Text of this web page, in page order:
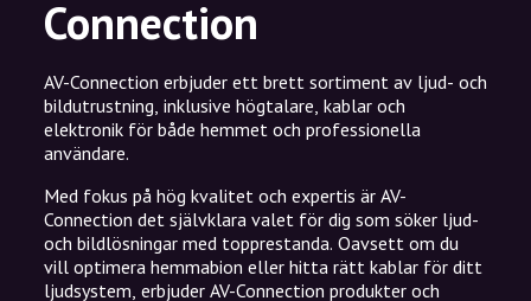
Connection
AV-Connection erbjuder ett brett sortiment av ljud- och
bildutrustning, inklusive högtalare, kablar och
elektronik för både hemmet och professionella
användare.
Med fokus på hög kvalitet och expertis är AV-
Connection det självklara valet för dig som söker ljud-
och bildlösningar med topprestanda. Oavsett om du
vill optimera hemmabion eller hitta rätt kablar för ditt
ljudsystem, erbjuder AV-Connection produkter och